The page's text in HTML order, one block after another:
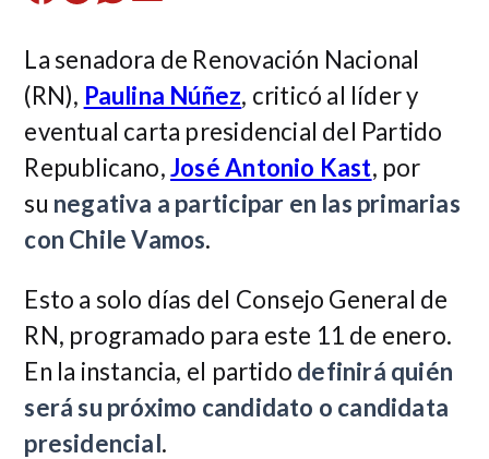
La senadora de Renovación Nacional
(RN), Paulina Núñez, criticó al líder y
eventual carta presidencial del Partido
Republicano,José Antonio Kast, por
su negativa a participar en las primarias
con Chile Vamos.
Esto a solo días del Consejo General de
RN, programado para este 11 de enero.
En la instancia, el partido definirá quién
será su próximo candidato o candidata
presidencial.